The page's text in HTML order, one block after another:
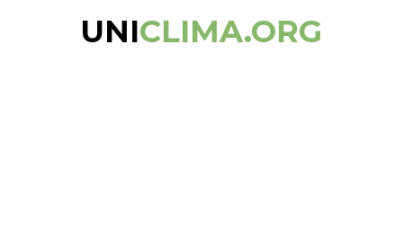
UNICLIMA.ORG